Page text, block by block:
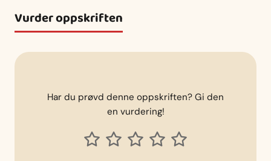
Vurder oppskriften
Har du prøvd denne oppskriften? Gi den
en vurdering!